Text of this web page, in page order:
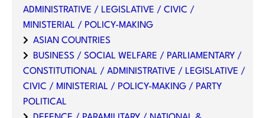
ADMINISTRATIVE / LEGISLATIVE / CIVIC /
MINISTERIAL / POLICY-MAKING
ASIAN COUNTRIES
BUSINESS / SOCIAL WELFARE / PARLIAMENTARY /
CONSTITUTIONAL / ADMINISTRATIVE / LEGISLATIVE /
CIVIC / MINISTERIAL / POLICY-MAKING / PARTY
POLITICAL